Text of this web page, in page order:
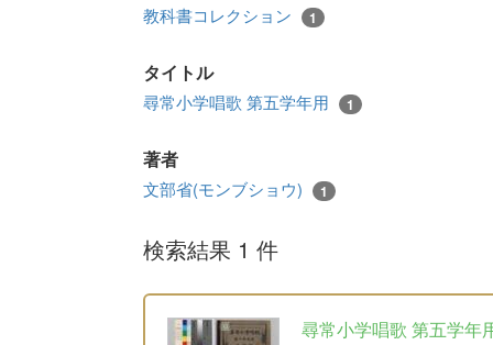
教科書コレクション 1
タイトル
尋常小学唱歌 第五学年用 1
著者
文部省(モンブショウ) 1
検索結果 1 件
尋常小学唱歌 第五学年